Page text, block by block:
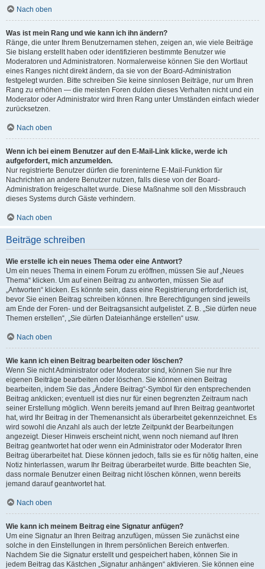
Nach oben
Was ist mein Rang und wie kann ich ihn ändern?
Ränge, die unter Ihrem Benutzernamen stehen, zeigen an, wie viele Beiträge
Sie bislang erstellt haben oder identifizieren bestimmte Benutzer wie
Moderatoren und Administratoren. Normalerweise können Sie den Wortlaut
eines Ranges nicht direkt ändern, da sie von der Board-Administration
festgelegt wurden. Bitte schreiben Sie keine sinnlosen Beiträge, nur um Ihren
Rang zu erhöhen — die meisten Foren dulden dieses Verhalten nicht und ein
Moderator oder Administrator wird Ihren Rang unter Umständen einfach wieder
zurücksetzen.
Nach oben
Wenn ich bei einem Benutzer auf den E-Mail-Link klicke, werde ich
aufgefordert, mich anzumelden.
Nur registrierte Benutzer dürfen die foreninterne E-Mail-Funktion für
Nachrichten an andere Benutzer nutzen, falls diese von der Board-
Administration freigeschaltet wurde. Diese Maßnahme soll den Missbrauch
dieses Systems durch Gäste verhindern.
Nach oben
Beiträge schreiben
Wie erstelle ich ein neues Thema oder eine Antwort?
Um ein neues Thema in einem Forum zu eröffnen, müssen Sie auf „Neues
Thema“ klicken. Um auf einen Beitrag zu antworten, müssen Sie auf
„Antworten“ klicken. Es könnte sein, dass eine Registrierung erforderlich ist,
bevor Sie einen Beitrag schreiben können. Ihre Berechtigungen sind jeweils
am Ende der Foren- und der Beitragsansicht aufgelistet. Z. B. „Sie dürfen neue
Themen erstellen“, „Sie dürfen Dateianhänge erstellen“ usw.
Nach oben
Wie kann ich einen Beitrag bearbeiten oder löschen?
Wenn Sie nicht Administrator oder Moderator sind, können Sie nur Ihre
eigenen Beiträge bearbeiten oder löschen. Sie können einen Beitrag
bearbeiten, indem Sie das „Ändere Beitrag“-Symbol für den entsprechenden
Beitrag anklicken; eventuell ist dies nur für einen begrenzten Zeitraum nach
seiner Erstellung möglich. Wenn bereits jemand auf Ihren Beitrag geantwortet
hat, wird Ihr Beitrag in der Themenansicht als überarbeitet gekennzeichnet. Es
wird sowohl die Anzahl als auch der letzte Zeitpunkt der Bearbeitungen
angezeigt. Dieser Hinweis erscheint nicht, wenn noch niemand auf Ihren
Beitrag geantwortet hat oder wenn ein Administrator oder Moderator Ihren
Beitrag überarbeitet hat. Diese können jedoch, falls sie es für nötig halten, eine
Notiz hinterlassen, warum Ihr Beitrag überarbeitet wurde. Bitte beachten Sie,
dass normale Benutzer einen Beitrag nicht löschen können, wenn bereits
jemand darauf geantwortet hat.
Nach oben
Wie kann ich meinem Beitrag eine Signatur anfügen?
Um eine Signatur an Ihren Beitrag anzufügen, müssen Sie zunächst eine
solche in den Einstellungen in Ihrem persönlichen Bereich entwerfen.
Nachdem Sie die Signatur erstellt und gespeichert haben, können Sie in
jedem Beitrag das Kästchen „Signatur anhängen“ aktivieren. Sie können eine